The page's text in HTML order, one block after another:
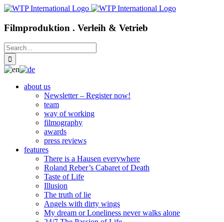
Skip
content
Filmproduktion . Verleih & Vetrieb
Search
for:
about us
Newsletter – Register now!
team
way of working
filmography
awards
press reviews
features
There is a Hausen everywhere
Roland Reber’s Cabaret of Death
Taste of Life
Illusion
The truth of lie
Angels with dirty wings
My dream or Loneliness never walks alone